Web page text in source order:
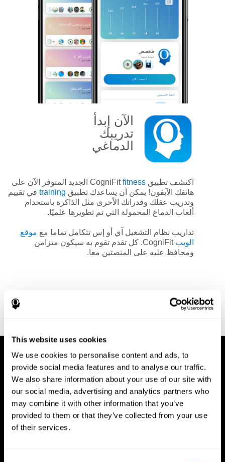
This website uses cookies
We use cookies to personalise content and ads, to
provide social media features and to analyse our traffic.
We also share information about your use of our site with
our social media, advertising and analytics partners who
may combine it with other information that you’ve
provided to them or that they’ve collected from your use
of their services.
الآن إبدأ
تدريبك
الدماغي
اكتشف تطبيق CogniFitfitness
الجديد المتوفر الآن على
هاتفك الآيفون! يمكن أن يساعدك تطبيق training في تقييم
وتدريب عقلك وقدراتك الأخرى مثل الذاكرة باستخدام
ألعاب الدماغ المحمولة التي تم تطويرها علميًا.
تداريب نظام التشغيل آي أو إس تتكامل تماما مع موقع
الويب
CogniFit. كل تقدم تقوم به سيكون متزامن
ومحافظ عليه على المنصتين معا.